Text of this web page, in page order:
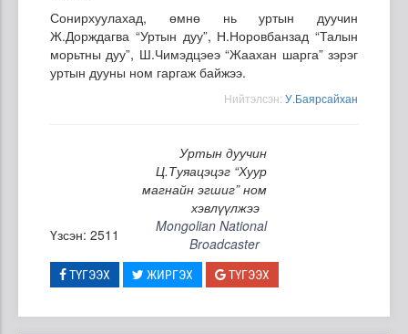
Сонирхуулахад, өмнө нь уртын дуучин
Ж.Дорждагва “Уртын дуу”, Н.Норовбанзад “Талын
морьтны дуу”, Ш.Чимэдцэеэ “Жаахан шарга” зэрэг
уртын дууны ном гаргаж байжээ.
Нийтэлсэн: У.Баярсайхан
Уртын дуучин
Ц.Туяацэцэг “Хуур
магнайн эгшиг” ном
хэвлүүлжээ
Үзсэн: 2511
Mongolian National
Broadcaster
ТҮГЭЭХ ЖИРГЭХ ТҮГЭЭХ